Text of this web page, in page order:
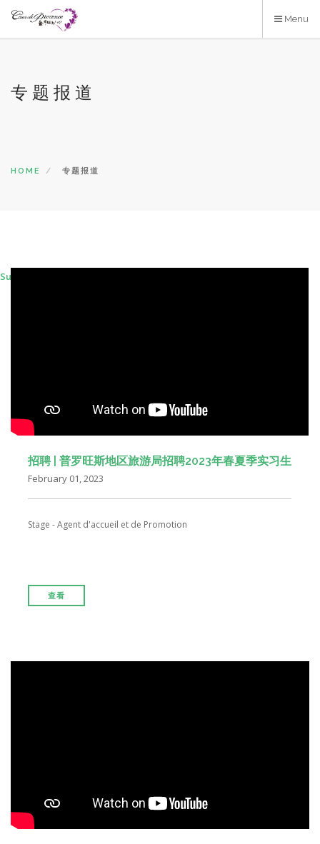
Skip
main
Menu
专题报道
HOME 专题报道
招聘 | 普罗旺斯地区旅游局招聘2023年春夏季实习生
February 01, 2023
Stage - Agent d'accueil et de Promotion
查看
Subscribe to 专题报道